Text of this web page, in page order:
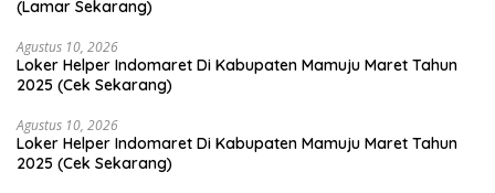
(Lamar Sekarang)
Agustus 10, 2026
Loker Helper Indomaret Di Kabupaten Mamuju Maret Tahun
2025 (Cek Sekarang)
Agustus 10, 2026
Loker Helper Indomaret Di Kabupaten Mamuju Maret Tahun
2025 (Cek Sekarang)